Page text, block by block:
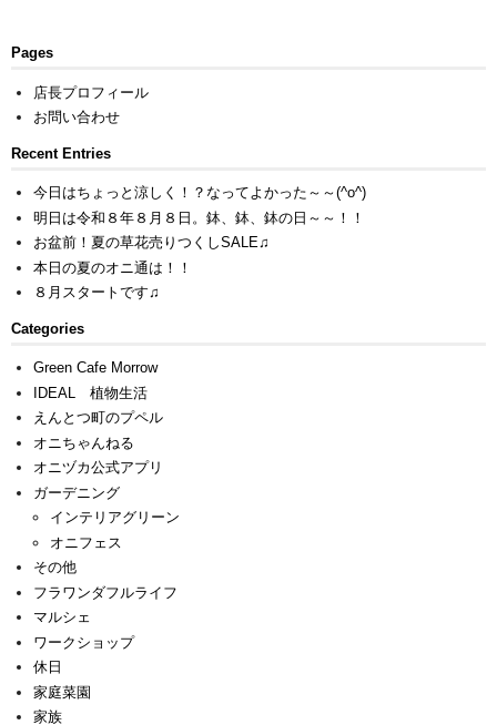
Pages
店長プロフィール
お問い合わせ
Recent Entries
今日はちょっと涼しく！？なってよかった～～(^o^)
明日は令和８年８月８日。鉢、鉢、鉢の日～～！！
お盆前！夏の草花売りつくしSALE♫
本日の夏のオニ通は！！
８月スタートです♫
Categories
Green Cafe Morrow
IDEAL 植物生活
えんとつ町のプペル
オニちゃんねる
オニヅカ公式アプリ
ガーデニング
インテリアグリーン
オニフェス
その他
フラワンダフルライフ
マルシェ
ワークショップ
休日
家庭菜園
家族